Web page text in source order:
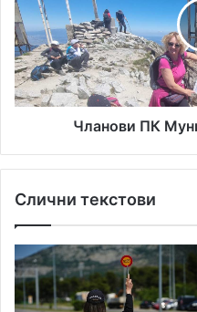
на
врху
Мусала
Чланови ПК
Слични текстови